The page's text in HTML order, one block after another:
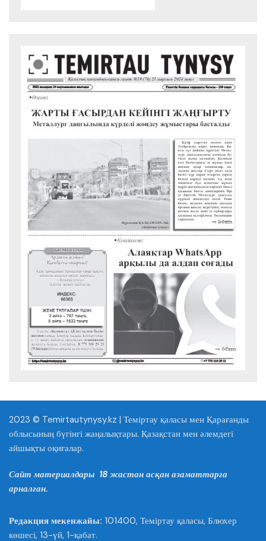
2023 © Temirtautynysy.kz | Теміртау қаласы мен Қарағанды
облысының бүгінгі жаңалықтары. Қазақстан мен әлемдегі
айшықты оқиғалар.
Сайт материалдары 18 жастан асқан азаматтарға
арналған.
Редакция мекенжайы: 101400, Теміртау қаласы, Блюхер
көшесі, 13-үй, 1-қабат.